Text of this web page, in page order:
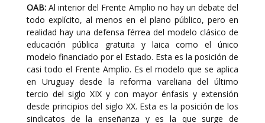
OAB: Al interior del Frente Amplio no hay un debate del
todo explícito, al menos en el plano público, pero en
realidad hay una defensa férrea del modelo clásico de
educación pública gratuita y laica como el único
modelo financiado por el Estado. Esta es la posición de
casi todo el Frente Amplio. Es el modelo que se aplica
en Uruguay desde la reforma vareliana del último
tercio del siglo XIX y con mayor énfasis y extensión
desde principios del siglo XX. Esta es la posición de los
sindicatos de la enseñanza y es la que surge de